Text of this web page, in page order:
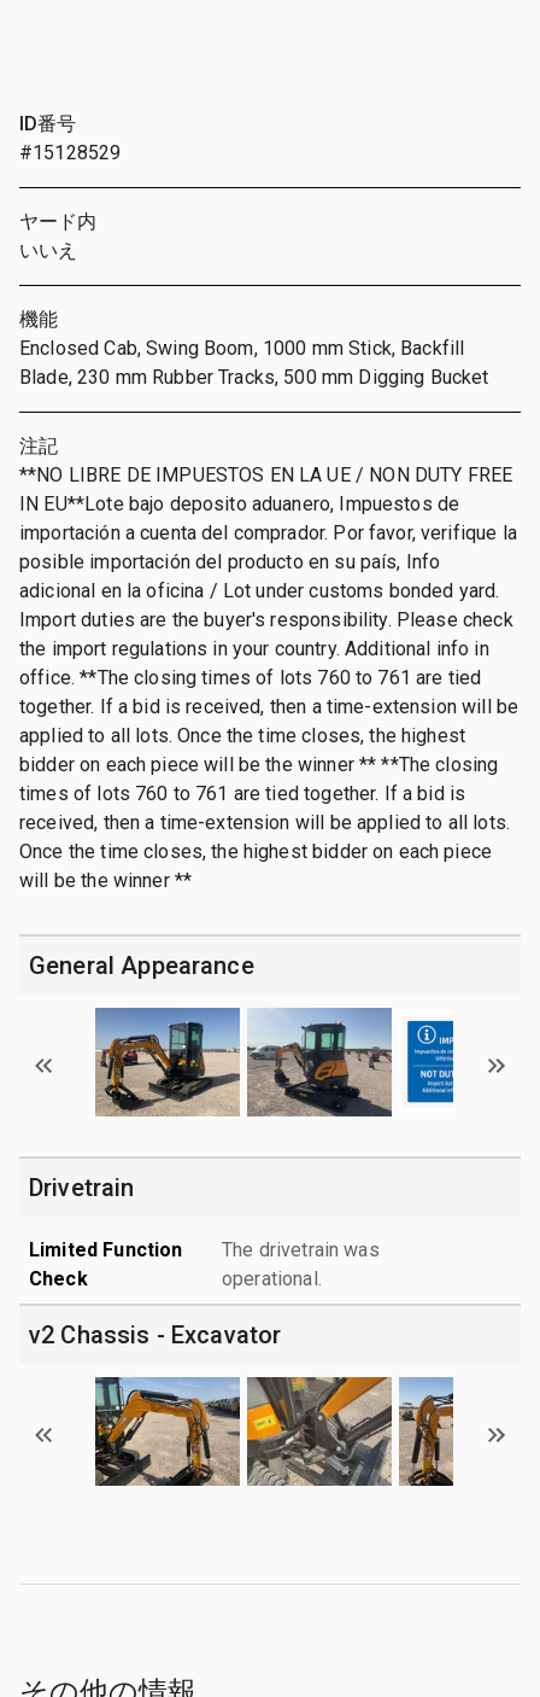
ID番号
#15128529
ヤード内
いいえ
機能
Enclosed Cab, Swing Boom, 1000 mm Stick, Backfill
Blade, 230 mm Rubber Tracks, 500 mm Digging Bucket
注記
**NO LIBRE DE IMPUESTOS EN LA UE / NON DUTY FREE
IN EU**Lote bajo deposito aduanero, Impuestos de
importación a cuenta del comprador. Por favor, verifique la
posible importación del producto en su país, Info
adicional en la oficina / Lot under customs bonded yard.
Import duties are the buyer's responsibility. Please check
the import regulations in your country. Additional info in
office. **The closing times of lots 760 to 761 are tied
together. If a bid is received, then a time-extension will be
applied to all lots. Once the time closes, the highest
bidder on each piece will be the winner ** **The closing
times of lots 760 to 761 are tied together. If a bid is
received, then a time-extension will be applied to all lots.
Once the time closes, the highest bidder on each piece
will be the winner **
General Appearance
Drivetrain
Limited Function
Check
The drivetrain was
operational.
v2 Chassis - Excavator